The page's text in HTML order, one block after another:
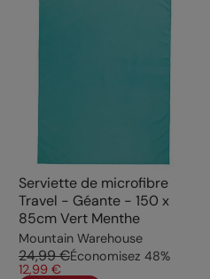
Serviette de microfibre
Travel - Géante - 150 x
85cm Vert Menthe
Mountain Warehouse
24,99 €Économisez 48%
12,99 €